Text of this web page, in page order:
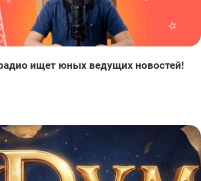
ищет юных ведущих новостей!